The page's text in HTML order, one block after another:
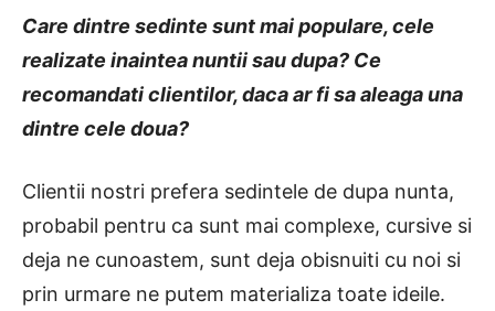
Care dintre sedinte sunt mai populare, cele
realizate inaintea nuntii sau dupa? Ce
recomandati clientilor, daca ar fi sa aleaga una
dintre cele doua?
Clientii nostri prefera sedintele de dupa nunta,
probabil pentru ca sunt mai complexe, cursive si
deja ne cunoastem, sunt deja obisnuiti cu noi si
prin urmare ne putem materializa toate ideile.